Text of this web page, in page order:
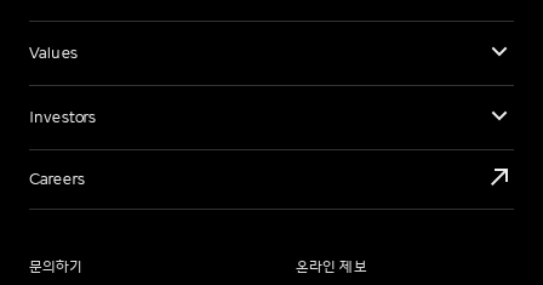
Values
Investors
Careers
문의하기 온라인 제보